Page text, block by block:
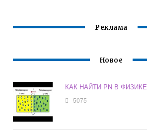
Реклама
Новое
КАК НАЙТИ PN В ФИЗИКЕ
5075